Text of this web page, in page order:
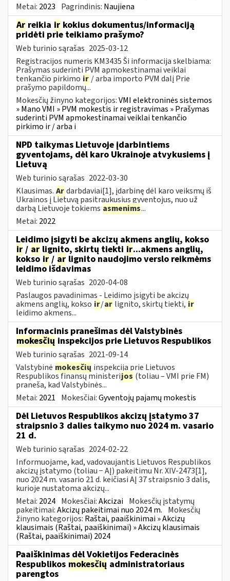
Metai: 2023 Pagrindinis: Naujiena
Ar reikia ir kokius dokumentus/informaciją
pridėti prie teikiamo prašymo?
Web turinio sąrašas 2025-03-12
Registracijos numeris KM3435 Ši informacija skelbiama:
Prašymas suderinti PVM apmokestinamai veiklai
tenkančio pirkimo ir / arba importo PVM dalį Prie
prašymo papildomų...
Mokesčių žinyno kategorijos:VMI elektroninės sistemos
» Mano VMI » PVM mokestis ir registravimas » Prašymas
suderinti PVM apmokestinamai veiklai tenkančio
pirkimo ir / arba i
NPD taikymas Lietuvoje įdarbintiems
gyventojams, dėl karo Ukrainoje atvykusiems į
Lietuvą
Web turinio sąrašas 2022-03-30
Klausimas. Ardarbdaviai[1], įdarbinę dėl karo veiksmų iš
Ukrainos į Lietuvą pasitraukusius gyventojus, nuo už
darbą Lietuvoje tokiems asmenims...
Metai: 2022
Leidimo įsigyti be akcizų akmens anglių, kokso
ir / ar lignito, skirtų tiekti ir...akmens anglių,
kokso ir / ar lignito naudojimo verslo reikmėms
leidimo išdavimas
Web turinio sąrašas 2020-04-08
Paslaugos pavadinimas - Leidimo įsigyti be akcizų
akmens anglių, kokso ir/ar lignito, skirtų tiekti, ir
leidimo akmens...
Informacinis pranešimas dėl Valstybinės
mokesčių inspekcijos prie Lietuvos Respublikos
Web turinio sąrašas 2021-09-14
Valstybinė mokesčių inspekcija prie Lietuvos
Respublikos finansų ministerijos (toliau – VMI prie FM)
praneša, kad Valstybinės...
Metai: 2021 Mokesčiai:Gyventojų pajamų mokestis
Dėl Lietuvos Respublikos akcizų įstatymo 37
straipsnio 3 dalies taikymo nuo 2024 m. vasario
21 d.
Web turinio sąrašas 2024-02-22
Informuojame, kad, vadovaujantis Lietuvos Respublikos
akcizų įstatymo (toliau − AĮ) pakeitimu Nr. XIV-2473[1],
nuo 2024 m. vasario 21 d. keičiasi AĮ 37 straipsnio 3 dalis,
kurioje nustatoma akcizų...
Metai: 2024 Mokesčiai:Akcizai Mokesčių įstatymų
pakeitimai:Akcizų pakeitimai nuo 2024 m. Mokesčių
žinyno kategorijos: Raštai, paaiškinimai » Akcizų
klausimais (Raštai, paaiškinimai) » Akcizų klausimais
(Raštai, paaiškinimai) 2024
Paaiškinimas dėl Vokietijos Federacinės
Respublikos mokesčių administratoriaus
parengtos